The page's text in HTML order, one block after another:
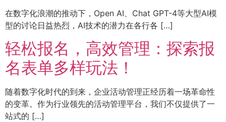
在数字化浪潮的推动下，Open AI、Chat GPT-4等大型AI模
型的讨论日益热烈，AI技术的潜力在各行各 […]
轻松报名，高效管理：探索报
名表单多样玩法！
随着数字化时代的到来，企业活动管理正经历着一场革命性
的变革。作为行业领先的活动管理平台，我们不仅提供了一
站式的 […]